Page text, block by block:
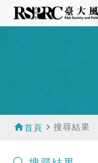
home首頁 navigate_next搜尋結果